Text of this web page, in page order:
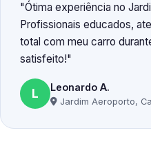
Ótima experiência no
Profissionais educados,
total com meu carro
satisfeito!
L Leonardo A.
Jardim Aeroporto,